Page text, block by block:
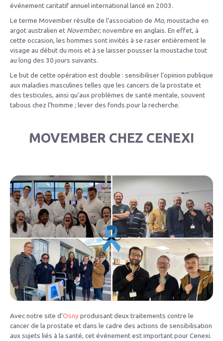
événement caritatif annuel international lancé en 2003.
Le terme Movember résulte de l’association de Mo, moustache en
argot australien et November, novembre en anglais. En effet, à
cette occasion, les hommes sont invités à se raser entièrement le
visage au début du mois et à se laisser pousser la moustache tout
au long des 30 jours suivants.
Le but de cette opération est double : sensibiliser l’opinion publique
aux maladies masculines telles que les cancers de la prostate et
des testicules, ainsi qu’aux problèmes de santé mentale, souvent
tabous chez l’homme ; lever des fonds pour la recherche.
MOVEMBER CHEZ CENEXI
Avec notre site d’Osnyproduisant deux traitements contre le
cancer de la prostate et dans le cadre des actions de sensibilisation
aux sujets liés à la santé, cet événement est important pour Cenexi.